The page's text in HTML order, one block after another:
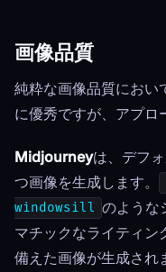
画像品質
純粋な画像品質におい
に優秀ですが、アプロ
Midjourneyは、デフ
つ画像を生成します。
windowsill のような
マチックなライティン
備えた画像が生成さ